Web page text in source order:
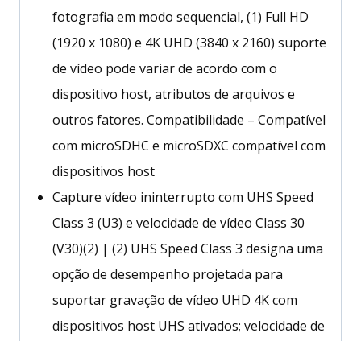
fotografia em modo sequencial, (1) Full HD
(1920 x 1080) e 4K UHD (3840 x 2160) suporte
de vídeo pode variar de acordo com o
dispositivo host, atributos de arquivos e
outros fatores. Compatibilidade – Compatível
com microSDHC e microSDXC compatível com
dispositivos host
Capture vídeo ininterrupto com UHS Speed
Class 3 (U3) e velocidade de vídeo Class 30
(V30)(2) | (2) UHS Speed Class 3 designa uma
opção de desempenho projetada para
suportar gravação de vídeo UHD 4K com
dispositivos host UHS ativados; velocidade de